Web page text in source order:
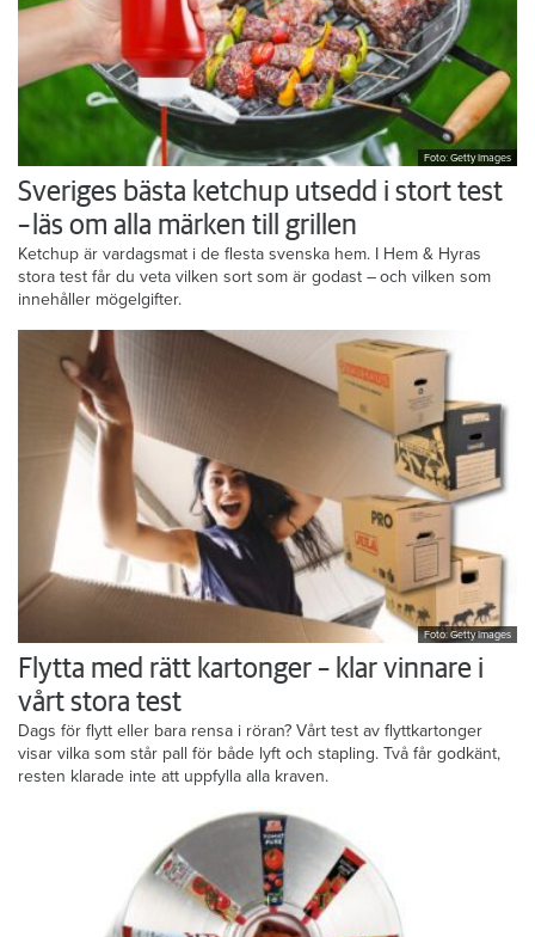
Foto: Getty Images
Sveriges bästa ketchup utsedd i stort test
– läs om alla märken till grillen
Ketchup är vardagsmat i de flesta svenska hem. I Hem & Hyras
stora test får du veta vilken sort som är godast – och vilken som
innehåller mögelgifter.
Foto: Getty Images
Flytta med rätt kartonger – klar vinnare i
vårt stora test
Dags för flytt eller bara rensa i röran? Vårt test av flyttkartonger
visar vilka som står pall för både lyft och stapling. Två får godkänt,
resten klarade inte att uppfylla alla kraven.